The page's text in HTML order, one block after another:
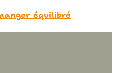
équilibré